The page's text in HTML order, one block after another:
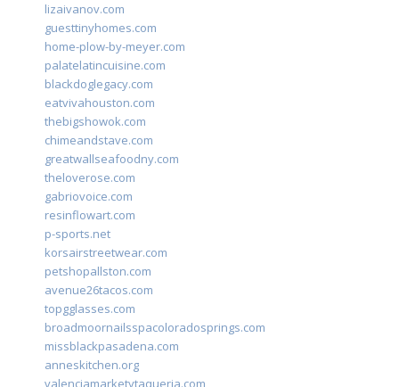
lizaivanov.com
guesttinyhomes.com
home-plow-by-meyer.com
palatelatincuisine.com
blackdoglegacy.com
eatvivahouston.com
thebigshowok.com
chimeandstave.com
greatwallseafoodny.com
theloverose.com
gabriovoice.com
resinflowart.com
p-sports.net
korsairstreetwear.com
petshopallston.com
avenue26tacos.com
topgglasses.com
broadmoornailsspacoloradosprings.com
missblackpasadena.com
anneskitchen.org
valenciamarketytaqueria.com